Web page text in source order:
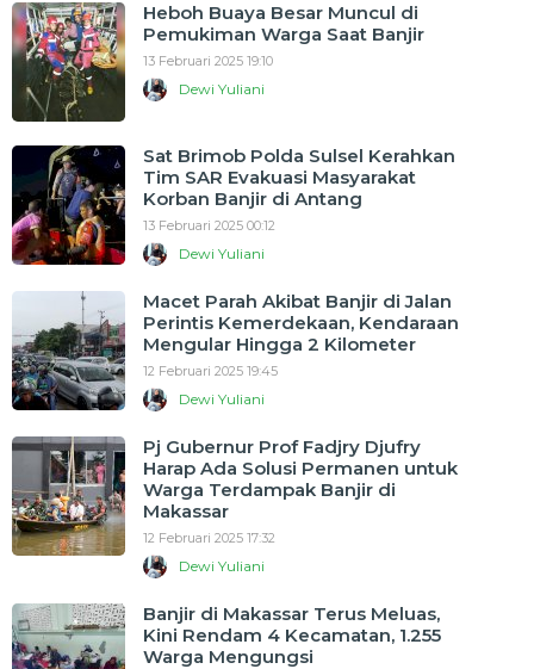
Heboh Buaya Besar Muncul di
Pemukiman Warga Saat Banjir
13 Februari 2025 19:10
Dewi Yuliani
Sat Brimob Polda Sulsel Kerahkan
Tim SAR Evakuasi Masyarakat
Korban Banjir di Antang
13 Februari 2025 00:12
Dewi Yuliani
Macet Parah Akibat Banjir di Jalan
Perintis Kemerdekaan, Kendaraan
Mengular Hingga 2 Kilometer
12 Februari 2025 19:45
Dewi Yuliani
Pj Gubernur Prof Fadjry Djufry
Harap Ada Solusi Permanen untuk
Warga Terdampak Banjir di
Makassar
12 Februari 2025 17:32
Dewi Yuliani
Banjir di Makassar Terus Meluas,
Kini Rendam 4 Kecamatan, 1.255
Warga Mengungsi